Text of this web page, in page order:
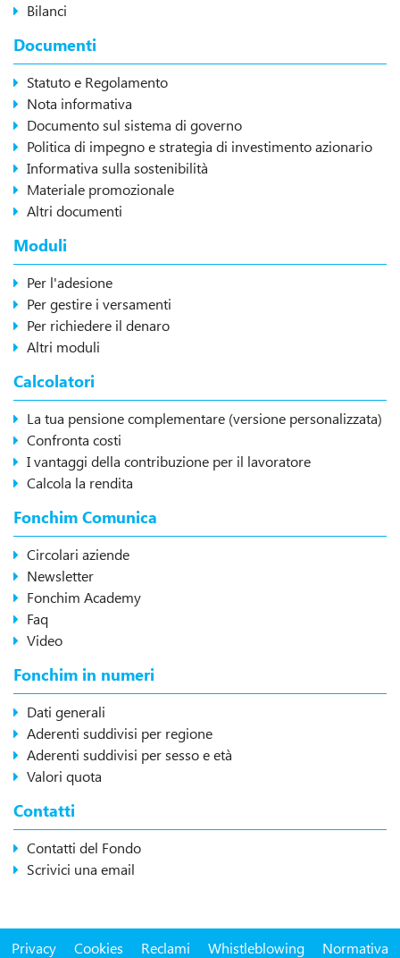
Bilanci
Documenti
Statuto e Regolamento
Nota informativa
Documento sul sistema di governo
Politica di impegno e strategia di investimento azionario
Informativa sulla sostenibilità
Materiale promozionale
Altri documenti
Moduli
Per l'adesione
Per gestire i versamenti
Per richiedere il denaro
Altri moduli
Calcolatori
La tua pensione complementare (versione personalizzata)
Confronta costi
I vantaggi della contribuzione per il lavoratore
Calcola la rendita
Fonchim Comunica
Circolari aziende
Newsletter
Fonchim Academy
Faq
Video
Fonchim in numeri
Dati generali
Aderenti suddivisi per regione
Aderenti suddivisi per sesso e età
Valori quota
Contatti
Contatti del Fondo
Scrivici una email
Privacy Cookies Reclami Whistleblowing Normativa